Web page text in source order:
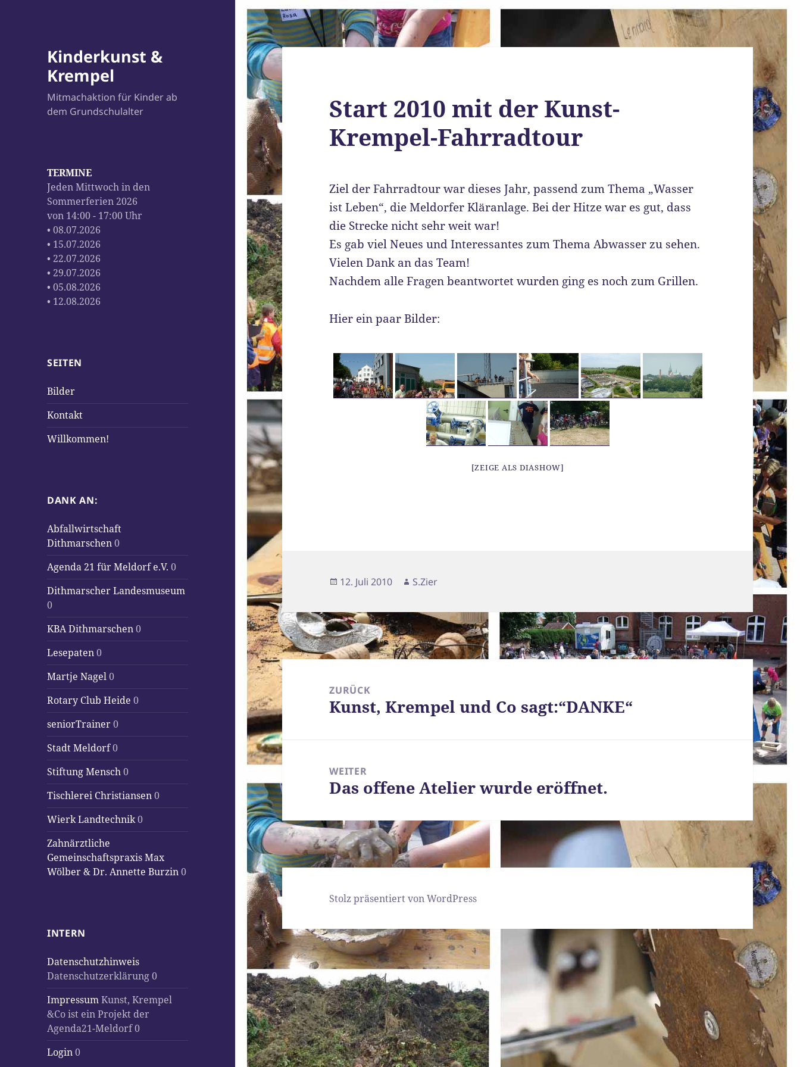
Kinderkunst &
Krempel
Mitmachaktion für Kinder ab
dem Grundschulalter
TERMINE
Jeden Mittwoch in den
Sommerferien 2026
von 14:00 - 17:00 Uhr
• 08.07.2026
• 15.07.2026
• 22.07.2026
• 29.07.2026
• 05.08.2026
• 12.08.2026
SEITEN
Bilder
Kontakt
Willkommen!
DANK AN:
Abfallwirtschaft
Dithmarschen0
Agenda 21 für Meldorf e.V. 0
Dithmarscher Landesmuseum
0
KBA Dithmarschen0
Lesepaten0
Martje Nagel0
Rotary Club Heide 0
seniorTrainer0
Stadt Meldorf0
Stiftung Mensch0
Tischlerei Christiansen0
Wierk Landtechnik0
Zahnärztliche
Gemeinschaftspraxis Max
Wölber & Dr. Annette Burzin0
INTERN
Datenschutzhinweis
Datenschutzerklärung 0
ImpressumKunst, Krempel
&Co ist ein Projekt der
Agenda21-Meldorf 0
Login0
Start 2010 mit der Kunst-
Krempel-Fahrradtour
Ziel der Fahrradtour war dieses Jahr, passend zum Thema „Wasser
ist Leben“, die Meldorfer Kläranlage. Bei der Hitze war es gut, dass
die Strecke nicht sehr weit war!
Es gab viel Neues und Interessantes zum Thema Abwasser zu sehen.
Vielen Dank an das Team!
Nachdem alle Fragen beantwortet wurden ging es noch zum Grillen.
Hier ein paar Bilder:
[ZEIGE ALS DIASHOW]
Veröffentlicht
12. Juli 2010 Autor
S.Zier
Beitragsnavigation
ZURÜCK
Vorheriger
Kunst, Krempel und Co sagt:“DANKE“
WEITER
Nächster
Das offene Atelier wurde eröffnet.
Stolz präsentiert von WordPress